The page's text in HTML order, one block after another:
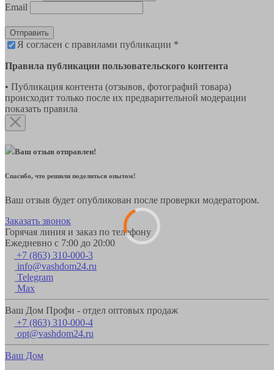
Email
Отправить
Я согласен с правилами публикации *
Правила публикации пользовательского контента
• Публикация контента (отзывов, фотографий товара)
происходит только после их предварительной модерации
показать правила
Ваш отзыв отправлен!
Спасибо, что решили поделиться опытом!
Ваш отзыв будет опубликован после проверки модератором.
Заказать звонок
Горячая линия и заказ по телефону
Ежедневно с 7:00 до 20:00
+7 (863) 310-000-3
info@vashdom24.ru
Telegram
Max
Ваш Дом Профи - отдел оптовых продаж
+7 (863) 310-000-4
opt@vashdom24.ru
Ваш Дом